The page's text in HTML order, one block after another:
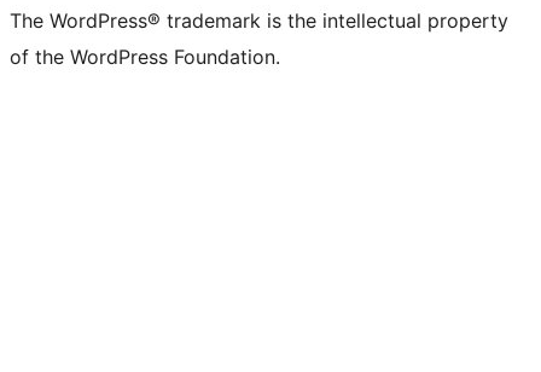
The WordPress® trademark is the intellectual property
of the WordPress Foundation.